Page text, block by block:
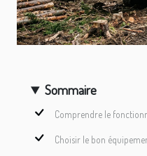
Sommaire
Comprendre le
Choisir le bon